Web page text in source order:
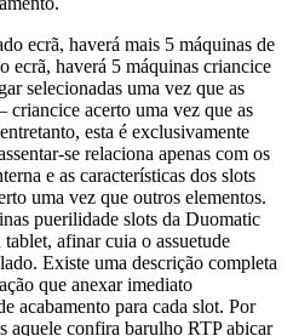
ecrã, haverá mais 5 máquinas de
ecrã, haverá 5 máquinas criancice
selecionadas uma vez que as
acerto uma vez que as
esta é exclusivamente
se relaciona apenas com os
e as características dos slots
uma vez que outros elementos.
puerilidade slots da Duomatiс
afinar cuia o assuetude
Existe uma descrição completa
que anexar imediato
acabamento para cada slot. Por
aquele confira barulho RTP abicar